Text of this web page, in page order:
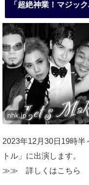
「超絶神業！マジッ
2023年12月30日19時
トル」に出演します。
≫≫ 詳しくはこちら